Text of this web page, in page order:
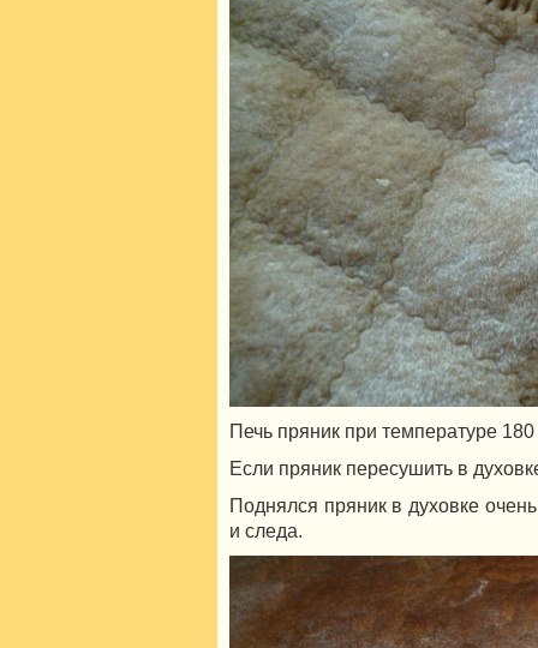
Печь пряник при температуре
Если пряник пересушить в
Поднялся пряник в духовке
и следа.